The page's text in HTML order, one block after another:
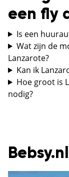
een fly
Is een
Wat zijn de
Lanzarote?
Kan ik
Hoe groot is
nodig?